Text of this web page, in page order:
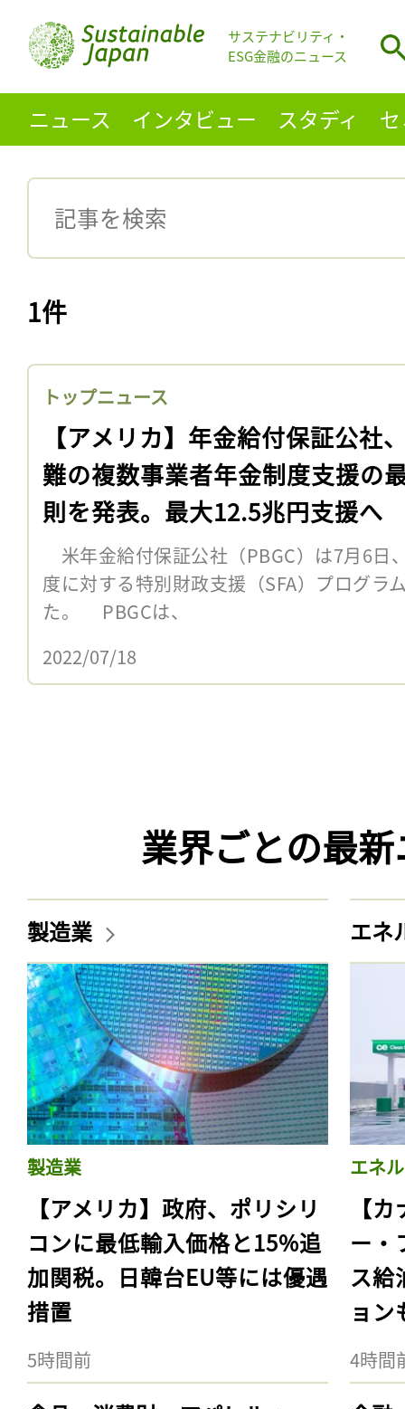
サステナビリティ・
ESG金融のニュース
ニュース インタビュー スタディ
1件
トップニュース
【アメリカ】年金給付保証公社
難の複数事業者年金制度支援の
則を発表。最大12.5兆円支援へ
米年金給付保証公社（PBGC）は7月6日
度に対する特別財政支援（SFA）プログラ
た。 PBGCは、
2022/07/18
業界ごとの最
製造業
製造業
【アメリカ】政府、ポリシリ
コンに最低輸入価格と15%追
加関税。日韓台EU等には優遇
措置
5時間前
エネ
エネ
【
ー・
ス給
ョン
4時間